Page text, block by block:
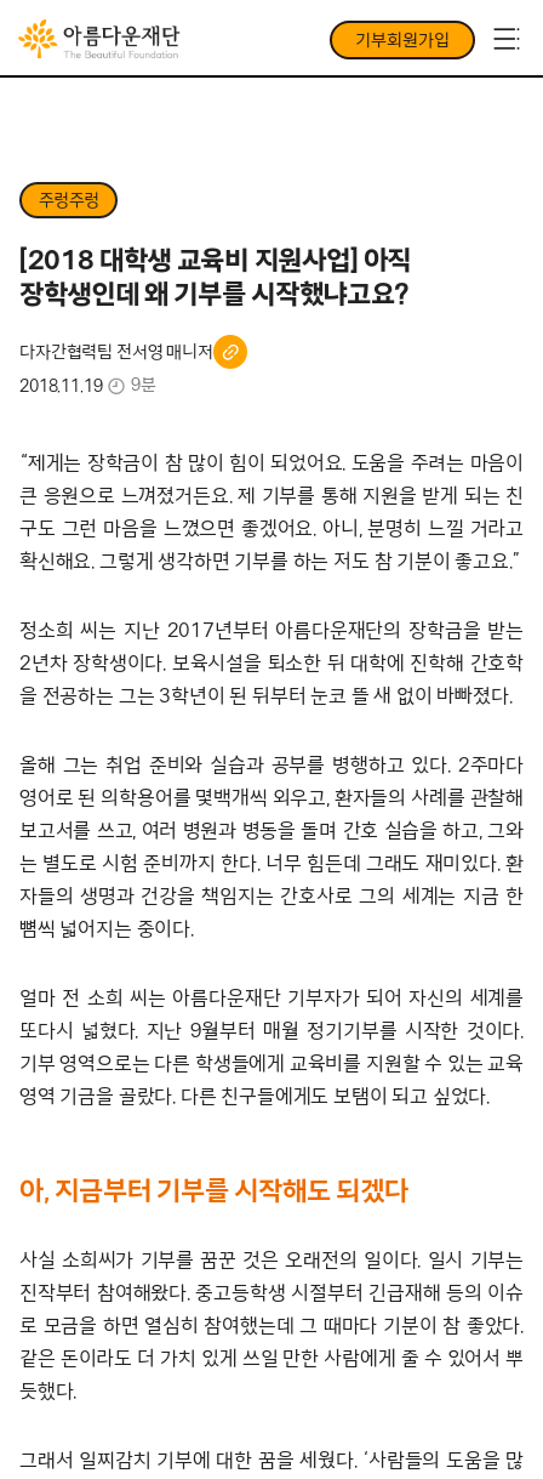
기부회원가입
주렁주렁
[2018 대학생 교육비 지원사업] 아직
장학생인데 왜 기부를 시작했냐고요?
다자간협력팀 전서영 매니저
2018.11.19
9분
“제게는 장학금이 참 많이 힘이 되었어요. 도움을 주려는 마음이
큰 응원으로 느껴졌거든요. 제 기부를 통해 지원을 받게 되는 친
구도 그런 마음을 느꼈으면 좋겠어요. 아니, 분명히 느낄 거라고
확신해요. 그렇게 생각하면 기부를 하는 저도 참 기분이 좋고요.”
정소희 씨는 지난 2017년부터 아름다운재단의 장학금을 받는
2년차 장학생이다. 보육시설을 퇴소한 뒤 대학에 진학해 간호학
을 전공하는 그는 3학년이 된 뒤부터 눈코 뜰 새 없이 바빠졌다.
올해 그는 취업 준비와 실습과 공부를 병행하고 있다. 2주마다
영어로 된 의학용어를 몇백개씩 외우고, 환자들의 사례를 관찰해
보고서를 쓰고, 여러 병원과 병동을 돌며 간호 실습을 하고, 그와
는 별도로 시험 준비까지 한다. 너무 힘든데 그래도 재미있다. 환
자들의 생명과 건강을 책임지는 간호사로 그의 세계는 지금 한
뼘씩 넓어지는 중이다.
얼마 전 소희 씨는 아름다운재단 기부자가 되어 자신의 세계를
또다시 넓혔다. 지난 9월부터 매월 정기기부를 시작한 것이다.
기부 영역으로는 다른 학생들에게 교육비를 지원할 수 있는 교육
영역 기금을 골랐다. 다른 친구들에게도 보탬이 되고 싶었다.
아, 지금부터 기부를 시작해도 되겠다
사실 소희씨가 기부를 꿈꾼 것은 오래전의 일이다. 일시 기부는
진작부터 참여해왔다. 중고등학생 시절부터 긴급재해 등의 이슈
로 모금을 하면 열심히 참여했는데 그 때마다 기분이 참 좋았다.
같은 돈이라도 더 가치 있게 쓰일 만한 사람에게 줄 수 있어서 뿌
듯했다.
그래서 일찌감치 기부에 대한 꿈을 세웠다. ‘사람들의 도움을 많